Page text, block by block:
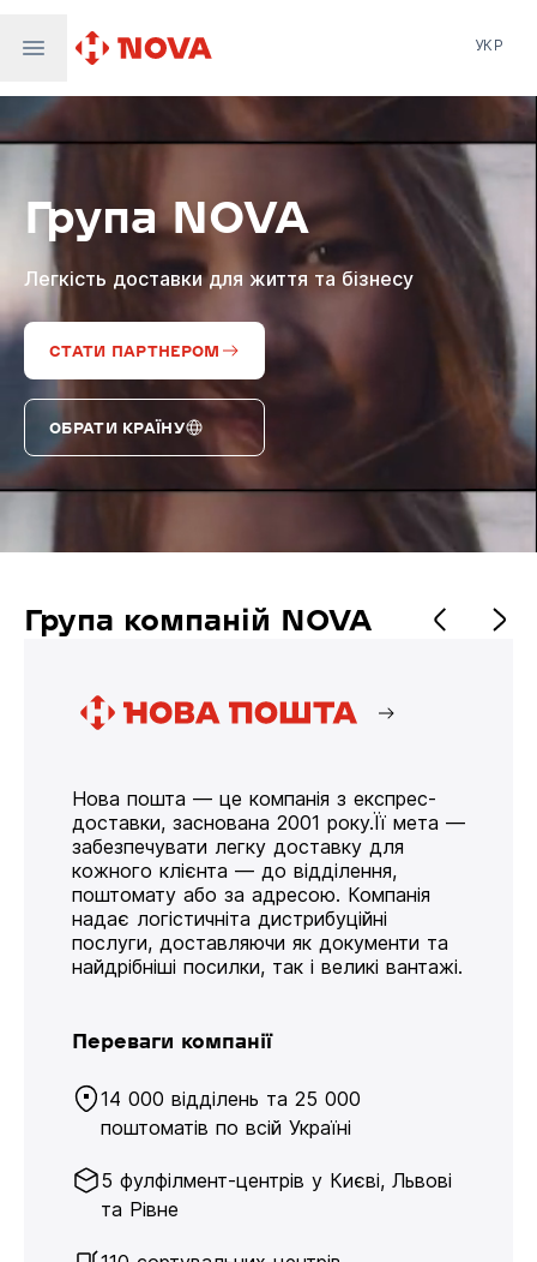
Nova Global
Nova Digital
УКР
Група NOVA
Легкість доставки для життя та бізнесу
СТАТИ ПАРТНЕРОМ
ОБРАТИ КРАЇНУ
Група компаній NOVA
Нова пошта — це компанія з експрес-
доставки, заснована 2001 року.Її мета —
забезпечувати легку доставку для
кожного клієнта — до відділення,
поштомату або за адресою. Компанія
надає логістичніта дистрибуційні
послуги, доставляючи як документи та
найдрібніші посилки, так і великі вантажі.
Переваги компанії
14 000 відділень та 25 000
поштоматів по всій Україні
5 фулфілмент-центрів у Києві, Львові
та Рівне